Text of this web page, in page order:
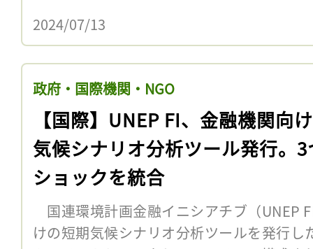
2024/07/13
政府・国際機関・NGO
【国際】UNEP FI、金融機関向
気候シナリオ分析ツール発行。3
ショックを統合
国連環境計画金融イニシアチブ（UNEP
けの短期気候シナリオ分析ツールを発行